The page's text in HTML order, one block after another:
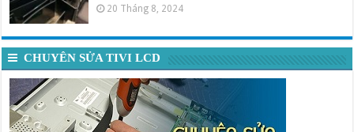
20 Tháng 8, 2024
CHUYÊN SỬA TIVI LCD